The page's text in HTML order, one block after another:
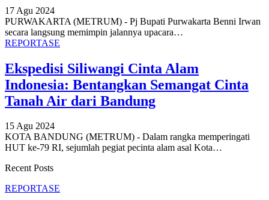
17 Agu 2024
PURWAKARTA (METRUM) - Pj Bupati Purwakarta Benni Irwan
secara langsung memimpin jalannya upacara…
REPORTASE
Ekspedisi Siliwangi Cinta Alam
Indonesia: Bentangkan Semangat Cinta
Tanah Air dari Bandung
15 Agu 2024
KOTA BANDUNG (METRUM) - Dalam rangka memperingati
HUT ke-79 RI, sejumlah pegiat pecinta alam asal Kota…
Recent Posts
REPORTASE